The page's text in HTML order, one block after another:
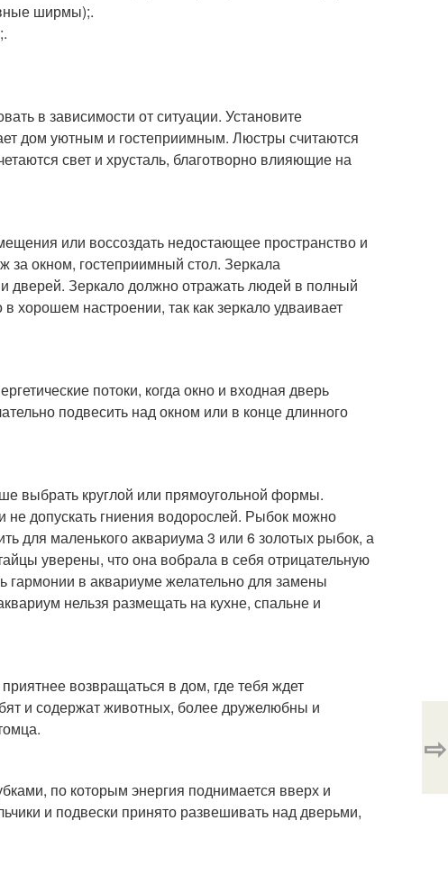
ширмы);.
в зависимости от ситуации. Установите
дом уютным и гостеприимным. Люстры считаются
свет и хрусталь, благотворно влияющие на
или воссоздать недостающее пространство и
за окном, гостеприимный стол. Зеркала
дверей. Зеркало должно отражать людей в полный
хорошем настроении, так как зеркало удваивает
потоки, когда окно и входная дверь
подвесить над окном или в конце длинного
выбрать круглой или прямоугольной формы.
не допускать гниения водорослей. Рыбок можно
для маленького аквариума 3 или 6 золотых рыбок, а
уверены, что она вобрала в себя отрицательную
в аквариуме желательно для замены
нельзя размещать на кухне, спальне и
возвращаться в дом, где тебя ждет
и содержат животных, более дружелюбны и
по которым энергия поднимается вверх и
и подвески принято развешивать над дверьми,
⇨